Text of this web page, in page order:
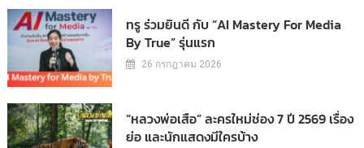
ทรู ร่วมยินดี กับ “AI Mastery For Media
By True” รุ่นแรก
26 กรกฎาคม 2026
“หลวงพ่อเสือ” ละครใหม่ช่อง 7 ปี 2569 เรื่อง
ย่อ และนักแสดงมีใครบ้าง